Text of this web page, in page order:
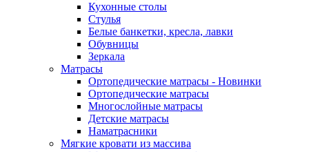
Кухонные столы
Стулья
Белые банкетки, кресла, лавки
Обувницы
Зеркала
Матрасы
Ортопедические матрасы - Новинки
Ортопедические матрасы
Многослойные матрасы
Детские матрасы
Наматрасники
Мягкие кровати из массива